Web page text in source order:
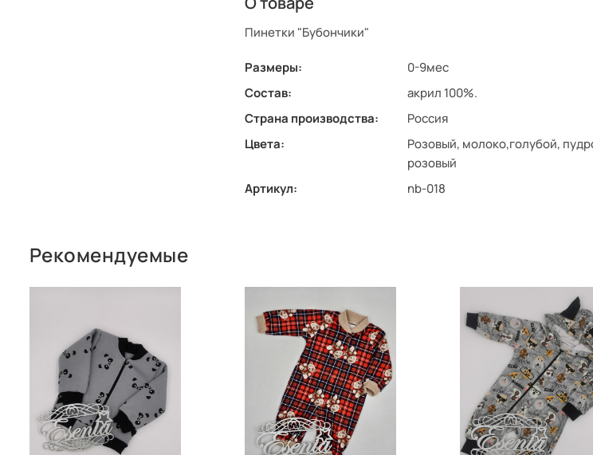
Пинетки "Бубончики"
Размеры:
0-9мес
Состав:
акрил 100%.
Страна производства:
Россия
Цвета:
Розовый, молоко,голубой,
розовый
Артикул:
nb-018
Рекомендуемые